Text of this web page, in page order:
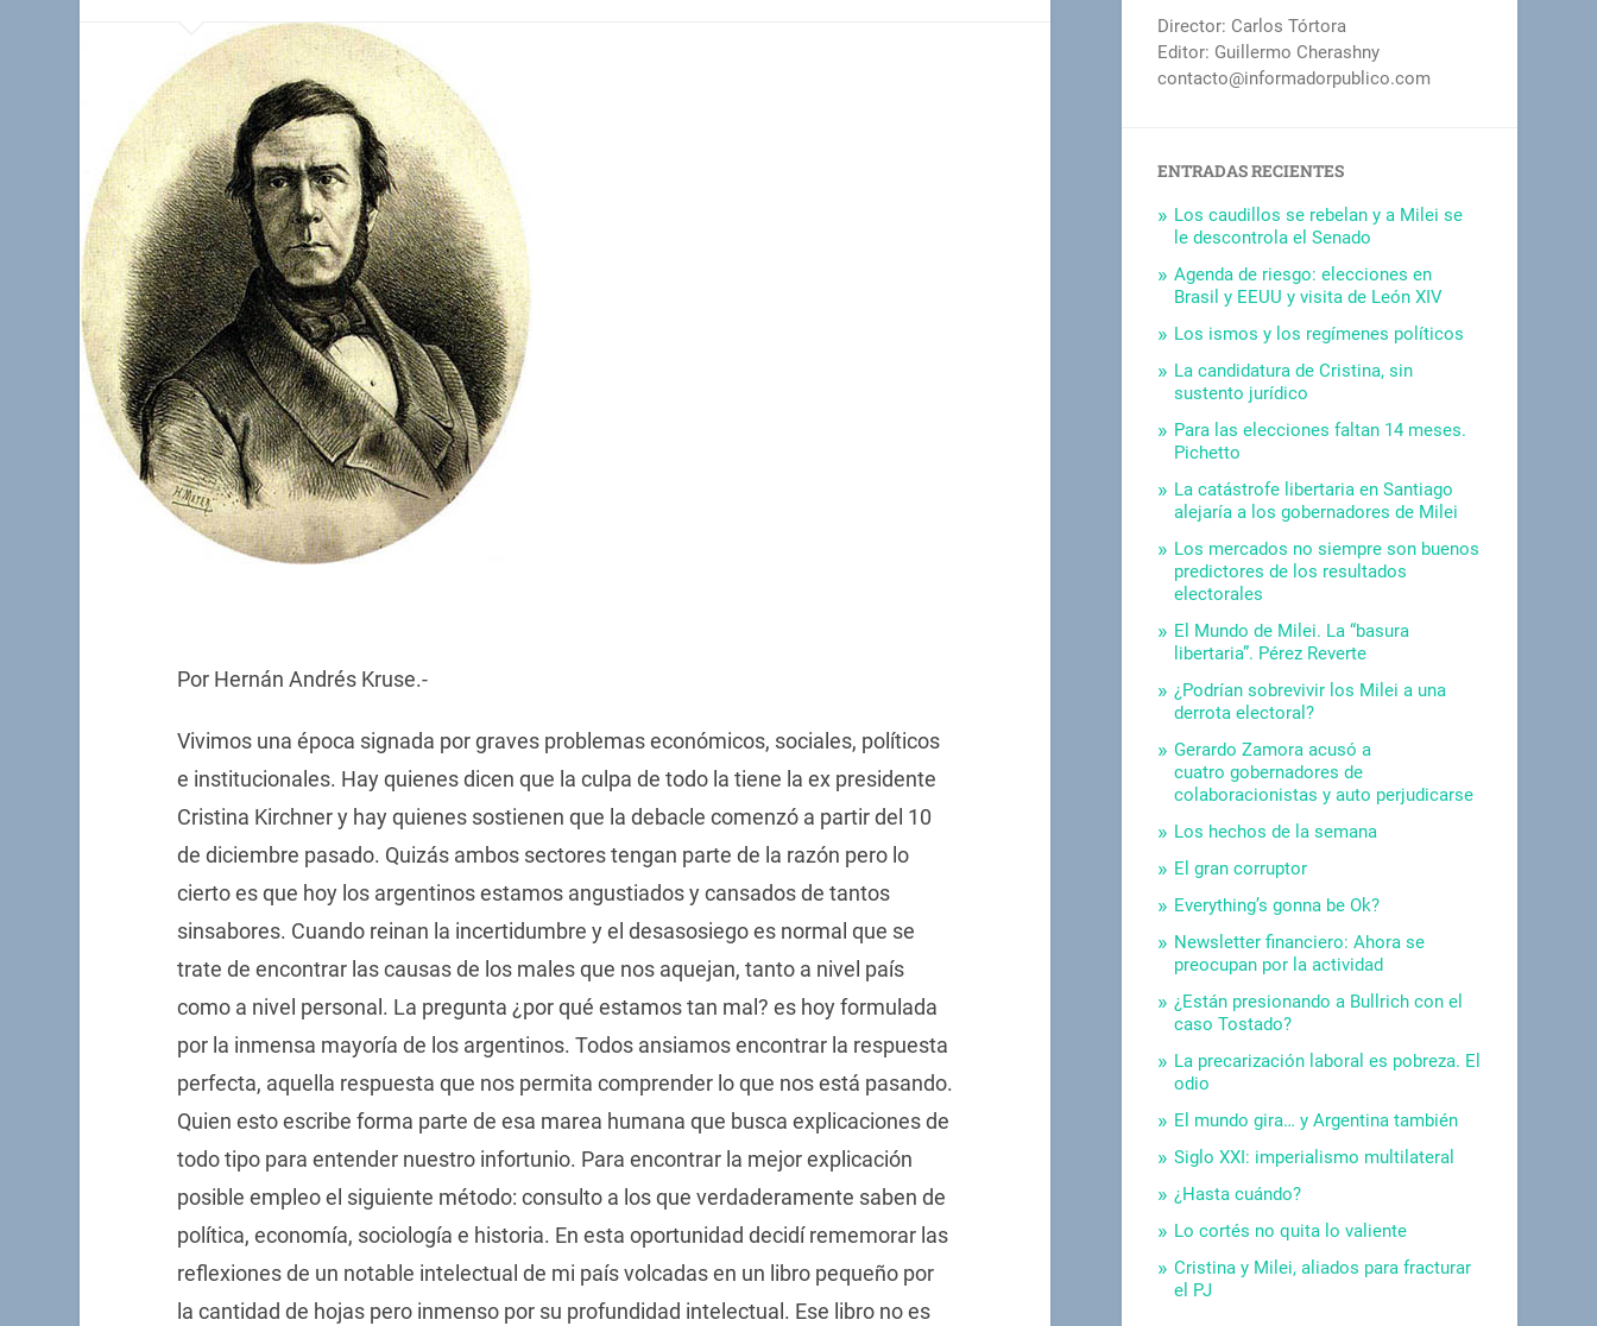
Por Hernán Andrés Kruse.-
Vivimos una época signada por graves problemas económicos, sociales, políticos
e institucionales. Hay quienes dicen que la culpa de todo la tiene la ex presidente
Cristina Kirchner y hay quienes sostienen que la debacle comenzó a partir del 10
de diciembre pasado. Quizás ambos sectores tengan parte de la razón pero lo
cierto es que hoy los argentinos estamos angustiados y cansados de tantos
sinsabores. Cuando reinan la incertidumbre y el desasosiego es normal que se
trate de encontrar las causas de los males que nos aquejan, tanto a nivel país
como a nivel personal. La pregunta ¿por qué estamos tan mal? es hoy formulada
por la inmensa mayoría de los argentinos. Todos ansiamos encontrar la respuesta
perfecta, aquella respuesta que nos permita comprender lo que nos está pasando.
Quien esto escribe forma parte de esa marea humana que busca explicaciones de
todo tipo para entender nuestro infortunio. Para encontrar la mejor explicación
posible empleo el siguiente método: consulto a los que verdaderamente saben de
política, economía, sociología e historia. En esta oportunidad decidí rememorar las
reflexiones de un notable intelectual de mi país volcadas en un libro pequeño por
la cantidad de hojas pero inmenso por su profundidad intelectual. Ese libro no es
Director: Carlos Tórtora
Editor: Guillermo Cherashny
contacto@informadorpublico.com
ENTRADAS RECIENTES
Los caudillos se rebelan y a Milei se
le descontrola el Senado
Agenda de riesgo: elecciones en
Brasil y EEUU y visita de León XIV
Los ismos y los regímenes políticos
La candidatura de Cristina, sin
sustento jurídico
Para las elecciones faltan 14 meses.
Pichetto
La catástrofe libertaria en Santiago
alejaría a los gobernadores de Milei
Los mercados no siempre son buenos
predictores de los resultados
electorales
El Mundo de Milei. La “basura
libertaria”. Pérez Reverte
¿Podrían sobrevivir los Milei a una
derrota electoral?
Gerardo Zamora acusó a
cuatro gobernadores de
colaboracionistas y auto perjudicarse
Los hechos de la semana
El gran corruptor
Everything’s gonna be Ok?
Newsletter financiero: Ahora se
preocupan por la actividad
¿Están presionando a Bullrich con el
caso Tostado?
La precarización laboral es pobreza. El
odio
El mundo gira… y Argentina también
Siglo XXI: imperialismo multilateral
¿Hasta cuándo?
Lo cortés no quita lo valiente
Cristina y Milei, aliados para fracturar
el PJ